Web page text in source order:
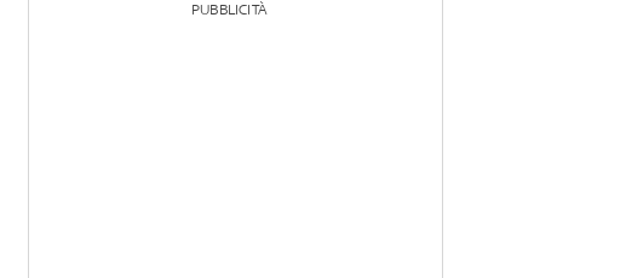
PUBBLICITÀ